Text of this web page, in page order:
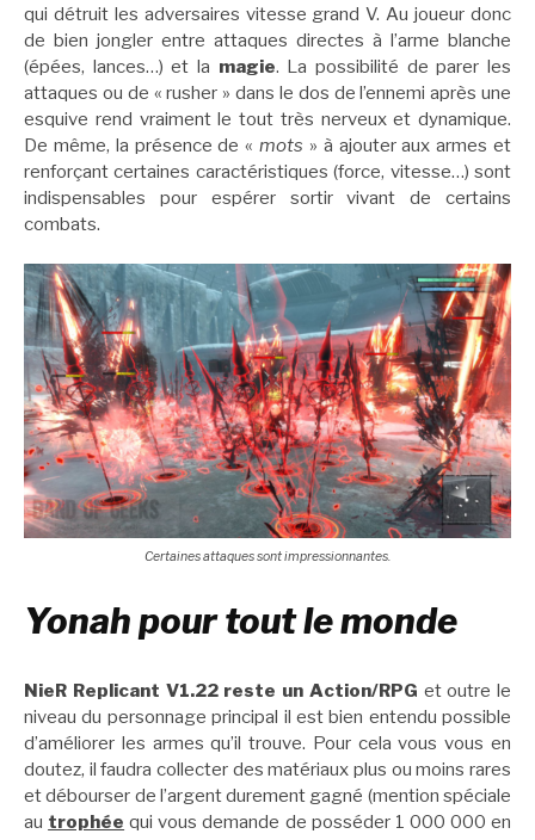
qui détruit les adversaires vitesse grand V. Au joueur donc
de bien jongler entre attaques directes à l’arme blanche
(épées, lances…) et la magie. La possibilité de parer les
attaques ou de « rusher » dans le dos de l’ennemi après une
esquive rend vraiment le tout très nerveux et dynamique.
De même, la présence de « mots » à ajouter aux armes et
renforçant certaines caractéristiques (force, vitesse…) sont
indispensables pour espérer sortir vivant de certains
combats.
Certaines attaques sont impressionnantes.
Yonah pour tout le monde
NieR Replicant V1.22 reste un Action/RPG et outre le
niveau du personnage principal il est bien entendu possible
d’améliorer les armes qu’il trouve. Pour cela vous vous en
doutez, il faudra collecter des matériaux plus ou moins rares
et débourser de l’argent durement gagné (mention spéciale
au trophée qui vous demande de posséder 1 000 000 en